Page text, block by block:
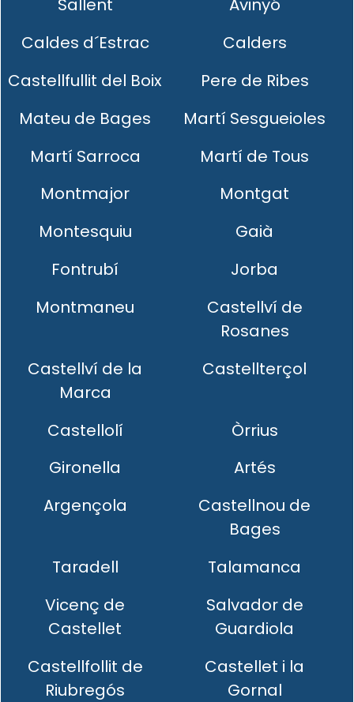
Sallent
Avinyó
Caldes d´Estrac
Calders
Castellfullit del Boix
Pere de Ribes
Mateu de Bages
Martí Sesgueioles
Martí Sarroca
Martí de Tous
Montmajor
Montgat
Montesquiu
Gaià
Fontrubí
Jorba
Montmaneu
Castellví de
Rosanes
Castellví de la
Marca
Castellterçol
Castellolí
Òrrius
Gironella
Artés
Argençola
Castellnou de
Bages
Taradell
Talamanca
Vicenç de
Castellet
Salvador de
Guardiola
Castellfollit de
Riubregós
Castellet i la
Gornal